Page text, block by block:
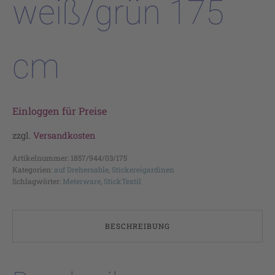
weiß/grün 175
cm
Einloggen für Preise
zzgl. Versandkosten
Artikelnummer: 1857/944/03/175
Kategorien: auf Drehersable Stickereigardinen
Schlagwörter: Meterware StickTextil
BESCHREIBUNG